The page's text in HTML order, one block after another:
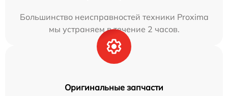
Большинство неисправностей техники Proxima
мы устраняем в течение 2 часов.
Оригинальные запчасти